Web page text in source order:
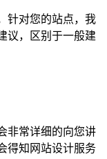
针对您的站点，我
议，区别于一般建
非常详细的向您讲
得知网站设计服务